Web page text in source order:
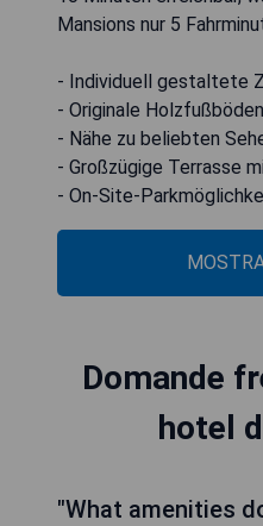
Mansions nur 5
- Individuell gestaltete
- Originale
- Nähe zu beliebten
- Großzügige Terrasse
- On-Site-
Domande
hotel
"What amenities